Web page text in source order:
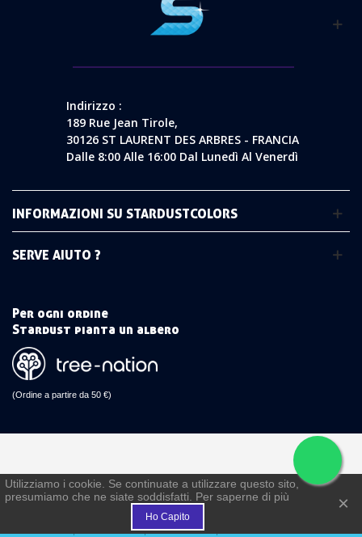
Indirizzo :
189 Rue Jean Tirole,
30126 ST LAURENT DES ARBRES - FRANCIA
Dalle 8:00 Alle 16:00 Dal Lunedì Al Venerdì
INFORMAZIONI SU STARDUSTCOLORS
SERVE AIUTO ?
Per ogni ordine
Stardust pianta un albero
(Ordine a partire da 50 €)
Utilizziamo i cookie. Se continuate a utilizzare questo sito,
presumiamo che ne siate soddisfatti. Per saperne di più
Ho Capito
×